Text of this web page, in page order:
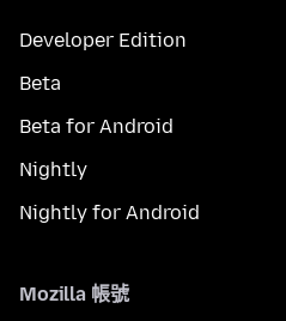
Developer Edition
Beta
Beta for Android
Nightly
Nightly for Android
Mozilla 帳號